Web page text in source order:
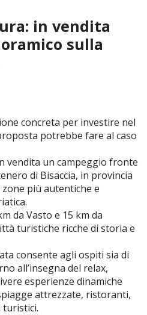
in vendita
sulla
concreta per investire nel
potrebbe fare al caso
vendita un campeggio fronte
di Bisaccia, in provincia
più autentiche e
da Vasto e 15 km da
turistiche ricche di storia e
consente agli ospiti sia di
all’insegna del relax,
esperienze dinamiche
attrezzate, ristoranti,